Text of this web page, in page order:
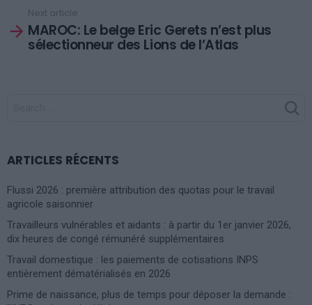
Next article
MAROC: Le belge Eric Gerets n’est plus
sélectionneur des Lions de l’Atlas
ARTICLES RÉCENTS
Flussi 2026 : première attribution des quotas pour le travail
agricole saisonnier
Travailleurs vulnérables et aidants : à partir du 1er janvier 2026,
dix heures de congé rémunéré supplémentaires
Travail domestique : les paiements de cotisations INPS
entièrement dématérialisés en 2026
Prime de naissance, plus de temps pour déposer la demande :